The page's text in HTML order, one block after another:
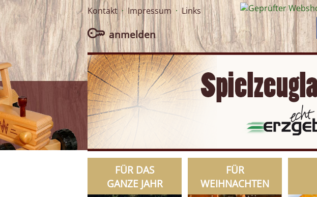
Kontakt·Impressum ·Links
anmelden
FÜR DAS
GANZE JAHR
FÜR
WEIHNACHTEN